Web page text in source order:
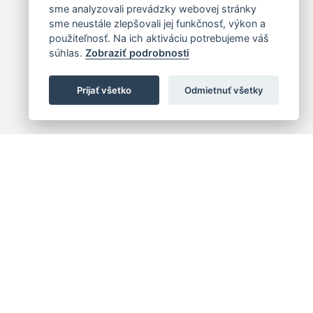
sme analyzovali prevádzky webovej stránky
sme neustále zlepšovali jej funkčnosť, výkon a
použiteľnosť. Na ich aktiváciu potrebujeme váš
súhlas. Zobraziť podrobnosti
Prijať všetko Odmietnuť všetky